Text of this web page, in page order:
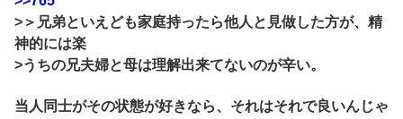
>＞兄弟といえども家庭持ったら他人と見做した方が、精
神的には楽
>うちの兄夫婦と母は理解出来てないのが辛い。
当人同士がその状態が好きなら、それはそれで良いんじゃ